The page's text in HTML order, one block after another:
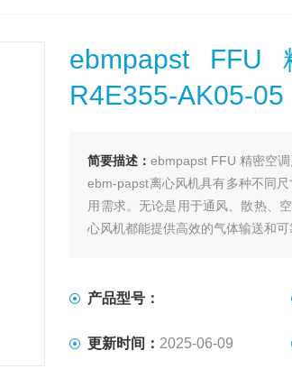
ebmpapst
R4E355-AK05-05
简要描述：ebmpapst FFU 精密空
ebm-papst离心风机具有多种不同
用需求。无论是用于通风、散热、
心风机都能提供高效的气体输送和
产品型号：
更新时间： 2025-06-09